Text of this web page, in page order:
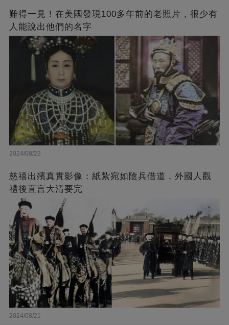
難得一見！在美國發現100多年前的老照片，很少有
人能說出他們的名字
2024/08/23
慈禧出殯真實影像：紙紮宛如陰兵借道，外國人觀
禮後直言大清要完
2024/08/21